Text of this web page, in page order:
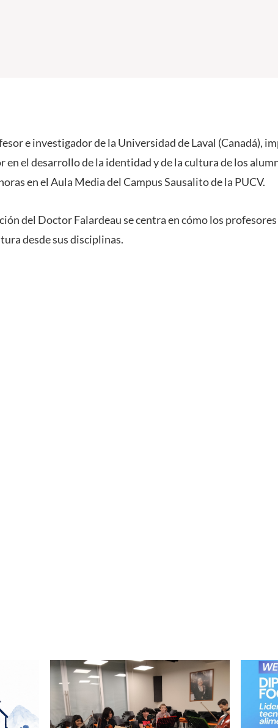
e investigador de la Universidad de Laval (Canadá),
en el desarrollo de la identidad y de la cultura de los
en el Aula Media del Campus Sausalito de la PUCV.
del Doctor Falardeau se centra en cómo los
desde sus disciplinas.